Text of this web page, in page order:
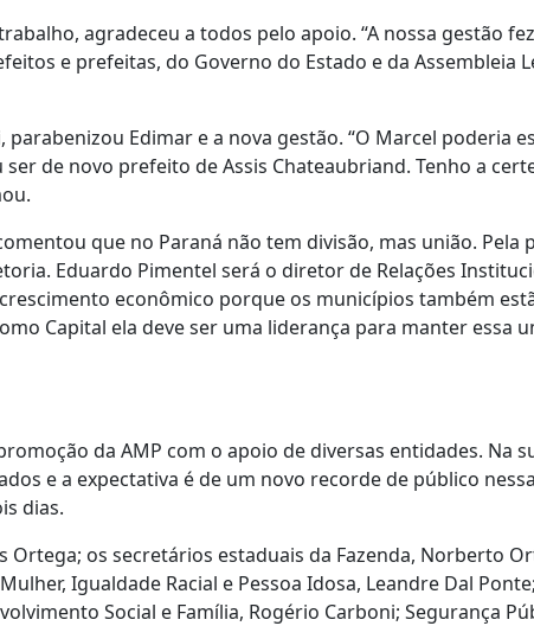
agradeceu a todos pelo apoio. “A nossa gestão
e prefeitas, do Governo do Estado e da Assembleia
Edimar e a nova gestão. “O Marcel poderia
de novo prefeito de Assis Chateaubriand. Tenho a
que no Paraná não tem divisão, mas união. Pela
Eduardo Pimentel será o diretor de Relações
econômico porque os municípios também
Capital ela deve ser uma liderança para manter essa
da AMP com o apoio de diversas entidades. Na
e a expectativa é de um novo recorde de público
dias.
Ortega; os secretários estaduais da Fazenda, Norberto
Igualdade Racial e Pessoa Idosa, Leandre Dal
Social e Família, Rogério Carboni; Segurança